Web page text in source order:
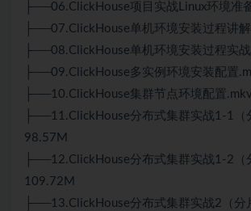
├──06.ClickHouse项目实战Linux环境准
├──07.ClickHouse单机环境安装过程讲
├──08.ClickHouse单机环境安装过程实
├──09.ClickHouse多实例环境安装配置
├──10.ClickHouse集群节点环境配置
├──11.ClickHouse分布式集群实战1-1（
98.57M
├──12.ClickHouse分布式集群实战1-2（
109.72M
├──13.ClickHouse分布式集群实战2（分